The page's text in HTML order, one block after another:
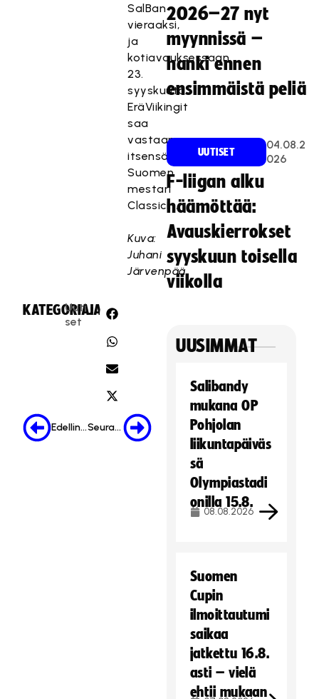
SalBan
vieraaksi,
ja
kotiavauksessaan
23.
syyskuuta
EräViikingit
saa
vastaansa
itsensä
Suomen
mestari
Classicin.
Kuva:
Juhani
Järvenpää
KATEGORIA:
Uuti
set
JAA:
Edellinen Seuraava
2026–27 nyt
myynnissä –
hanki ennen
ensimmäistä peliä
UUTISET
04.08.2
026
F-liigan alku
häämöttää:
Avauskierrokset
syyskuun toisella
viikolla
UUSIMMAT
Salibandy
mukana OP
Pohjolan
liikuntapäiväs
sä
Olympiastadi
onilla 15.8.
08.08.2026
Suomen
Cupin
ilmoittautumi
saikaa
jatkettu 16.8.
asti – vielä
ehtii mukaan